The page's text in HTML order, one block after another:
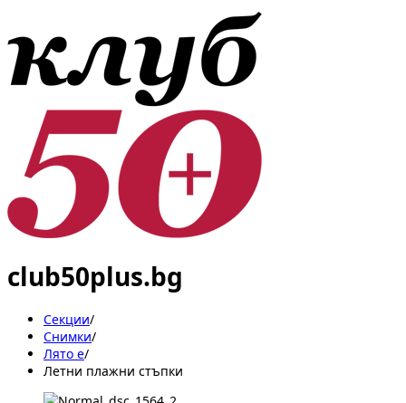
club50plus.bg
Секции/
Снимки/
Лято е/
Летни плажни стъпки